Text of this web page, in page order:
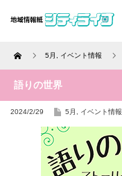
Home 5月 イベント情報
語りの世界
2024/2/29 5月 イベント情報